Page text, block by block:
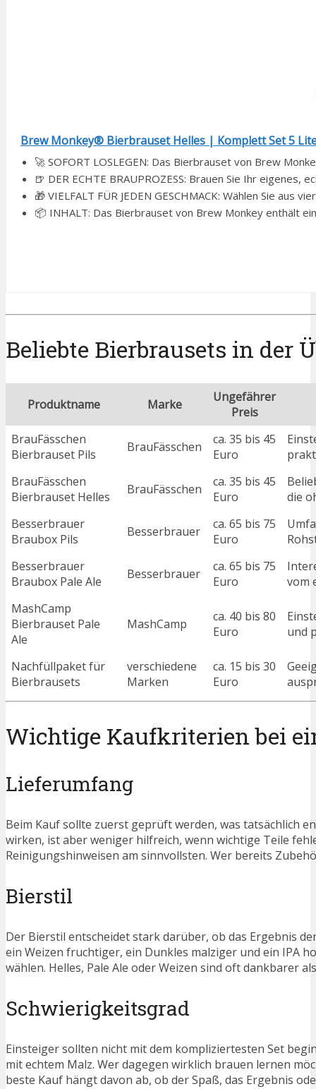
Brew Monkey® Bierbrauset Helles | Komplett Set 5
🚀 SOFORT LOSLEGEN: Das Bierbrauset von Brew
🍺 DER ECHTE BRAUPROZESS: Brauen Sie Ihr
🎁 VIELFALT FÜR JEDEN GESCHMACK: Wählen Sie aus
📦 INHALT: Das Bierbrauset von Brew Monkey enthält
Beliebte Bierbrausets in der
Produktname Marke
Ungefährer
Preis
BrauFässchen
Bierbrauset Pils
BrauFässchen
ca. 35 bis 45
Euro
BrauFässchen
Bierbrauset Helles
BrauFässchen
ca. 35 bis 45
Euro
die
Besserbrauer
Braubox Pils
Besserbrauer
ca. 65 bis 75
Euro
Besserbrauer
Braubox Pale Ale
Besserbrauer
ca. 65 bis 75
Euro
vom
MashCamp
Bierbrauset Pale
Ale
MashCamp
ca. 40 bis 80
Euro
und
Nachfüllpaket für
Bierbrausets
verschiedene
Marken
ca. 15 bis 30
Euro
Wichtige Kaufkriterien bei
Lieferumfang
Beim Kauf sollte zuerst geprüft werden, was tatsächlich
wirken, ist aber weniger hilfreich, wenn wichtige Teile
Reinigungshinweisen am sinnvollsten. Wer bereits
Bierstil
Der Bierstil entscheidet stark darüber, ob das Ergebnis
ein Weizen fruchtiger, ein Dunkles malziger und ein IPA
wählen. Helles, Pale Ale oder Weizen sind oft dankbarer
Schwierigkeitsgrad
Einsteiger sollten nicht mit dem kompliziertesten Set
mit echtem Malz. Wer dagegen wirklich brauen lernen
beste Kauf hängt davon ab, ob der Spaß, das Ergebnis